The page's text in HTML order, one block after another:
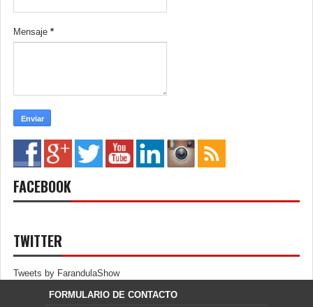
Mensaje *
FACEBOOK
TWITTER
Tweets by FarandulaShow
FORMULARIO DE CONTACTO